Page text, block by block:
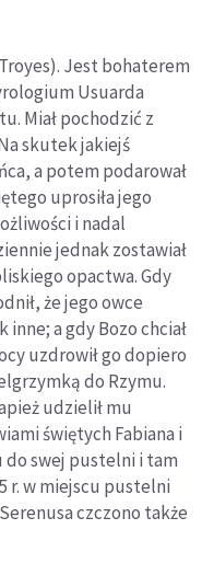
Jest bohaterem
Usuarda
Miał pochodzić z
skutek jakiejś
a potem podarował
uprosiła jego
i nadal
jednak zostawiał
opactwa. Gdy
że jego owce
a gdy Bozo chciał
uzdrowił go dopiero
do Rzymu.
udzielił mu
świętych Fabiana i
do swej pustelni i tam
r. w miejscu pustelni
czczono także